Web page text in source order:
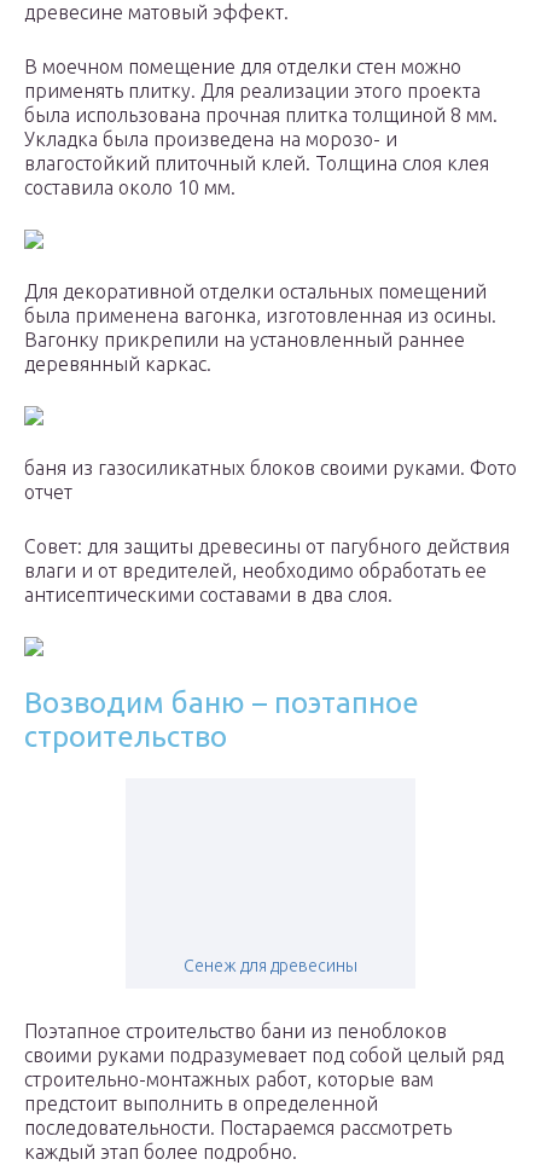
древесине матовый эффект.
В моечном помещение для отделки стен можно
применять плитку. Для реализации этого проекта
была использована прочная плитка толщиной 8 мм.
Укладка была произведена на морозо- и
влагостойкий плиточный клей. Толщина слоя клея
составила около 10 мм.
Для декоративной отделки остальных помещений
была применена вагонка, изготовленная из осины.
Вагонку прикрепили на установленный раннее
деревянный каркас.
баня из газосиликатных блоков своими руками. Фото
отчет
Совет: для защиты древесины от пагубного действия
влаги и от вредителей, необходимо обработать ее
антисептическими составами в два слоя.
Возводим баню – поэтапное
строительство
Сенеж для древесины
Поэтапное строительство бани из пеноблоков
своими руками подразумевает под собой целый ряд
строительно-монтажных работ, которые вам
предстоит выполнить в определенной
последовательности. Постараемся рассмотреть
каждый этап более подробно.